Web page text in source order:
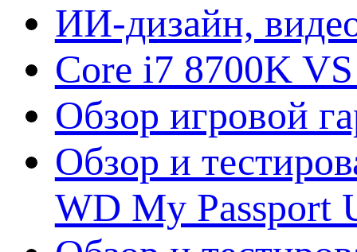
ИИ-дизайн,
Core i7 8700K
Обзор игровой
Обзор и
WD My Passport